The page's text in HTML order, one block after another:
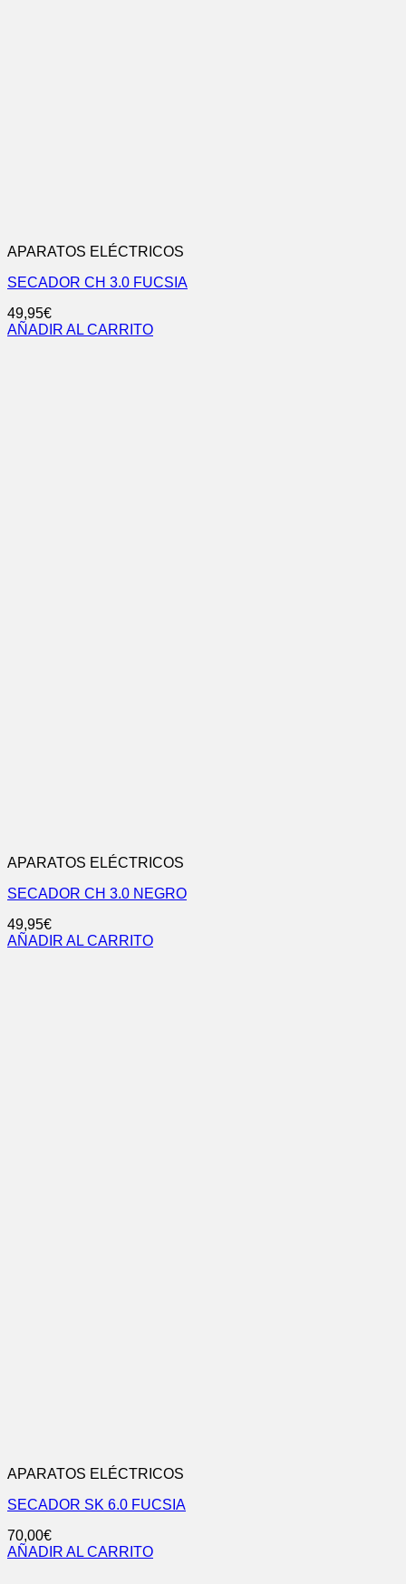
APARATOS ELÉCTRICOS
SECADOR CH 3.0 FUCSIA
49,95€
AÑADIR AL CARRITO
APARATOS ELÉCTRICOS
SECADOR CH 3.0 NEGRO
49,95€
AÑADIR AL CARRITO
APARATOS ELÉCTRICOS
SECADOR SK 6.0 FUCSIA
70,00€
AÑADIR AL CARRITO